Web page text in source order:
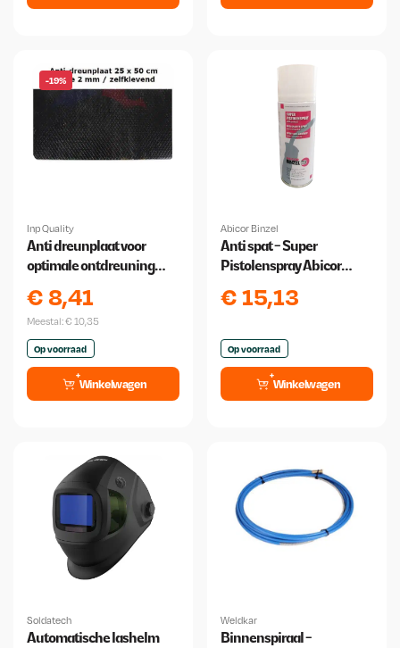
-19%
Inp Quality
Anti dreunplaat voor
optimale ontdreuning
€8,41
Meestal:€ 10,35
Op voorraad
Winkelwagen
Abicor Binzel
Anti spat - Super
Pistolenspray Abicor
€15,13
Op voorraad
Winkelwagen
Soldatech
Automatische lashelm
Weldkar
Binnenspiraal -